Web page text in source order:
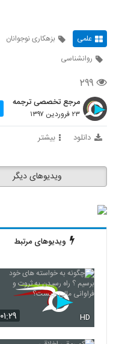
علمی بزهکاری نوجوانان
روانشناسی
۲۹۹
مرجع تخصصی ترجمه
۲۳ فروردین ۱۳۹۷
دانلود بیشتر
ویدیوهای دیگر
ویدیوهای مرتبط
۰۱:۲۹ HD